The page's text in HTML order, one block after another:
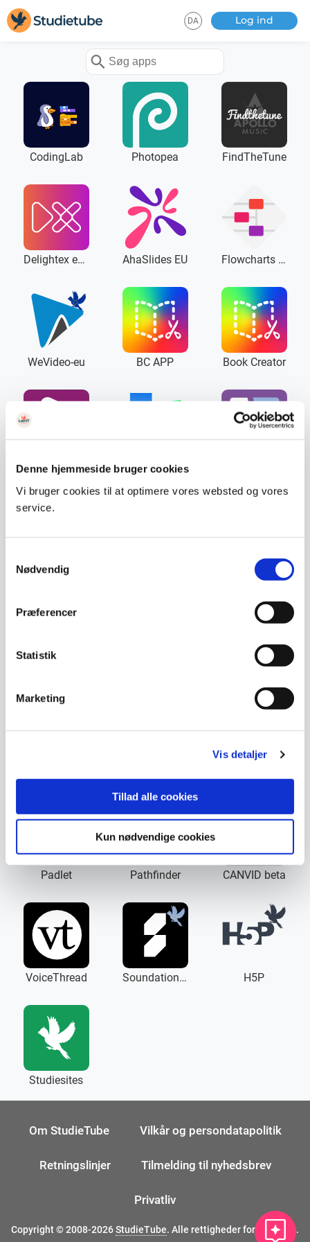
Denne hjemmeside bruger cookies
Vi bruger cookies til at optimere vores websted og vores
service.
Nødvendig
Præferencer
Statistik
Marketing
Vis detaljer
Tillad alle cookies
Kun nødvendige cookies
DA Log ind
CodingLab Photopea FindTheTune
Delightex edu AhaSlides EU Flowcharts (beta)
WeVideo-eu BC APP Book Creator
Tiki-Toki Twine
Edufit Voicerecorder
Thinglink
Padlet Pathfinder CANVID beta
VoiceThread Soundation EU H5P
Studiesites
Om StudieTube Vilkår og persondatapolitik
Retningslinjer Tilmelding til nyhedsbrev
Privatliv
Copyright © 2008-2026StudieTube. Alle rettigheder forbeholdes.